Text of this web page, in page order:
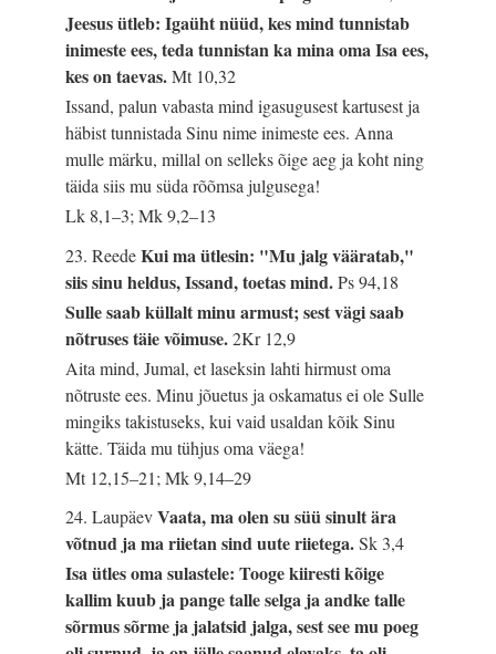
Jeesus ütleb: Igaüht nüüd, kes mind tunnistab
inimeste ees, teda tunnistan ka mina oma Isa ees,
kes on taevas.Mt 10,32
Issand, palun vabasta mind igasugusest kartusest ja
häbist tunnistada Sinu nime inimeste ees. Anna
mulle märku, millal on selleks õige aeg ja koht ning
täida siis mu süda rõõmsa julgusega!
Lk 8,1–3; Mk 9,2–13
23. ReedeKui ma ütlesin: "Mu jalg vääratab,"
siis sinu heldus, Issand, toetas mind.Ps 94,18
Sulle saab küllalt minu armust; sest vägi saab
nõtruses täie võimuse.2Kr 12,9
Aita mind, Jumal, et laseksin lahti hirmust oma
nõtruste ees. Minu jõuetus ja oskamatus ei ole Sulle
mingiks takistuseks, kui vaid usaldan kõik Sinu
kätte. Täida mu tühjus oma väega!
Mt 12,15–21; Mk 9,14–29
24. LaupäevVaata, ma olen su süü sinult ära
võtnud ja ma riietan sind uute riietega.Sk 3,4
Isa ütles oma sulastele: Tooge kiiresti kõige
kallim kuub ja pange talle selga ja andke talle
sõrmus sõrme ja jalatsid jalga, sest see mu poeg